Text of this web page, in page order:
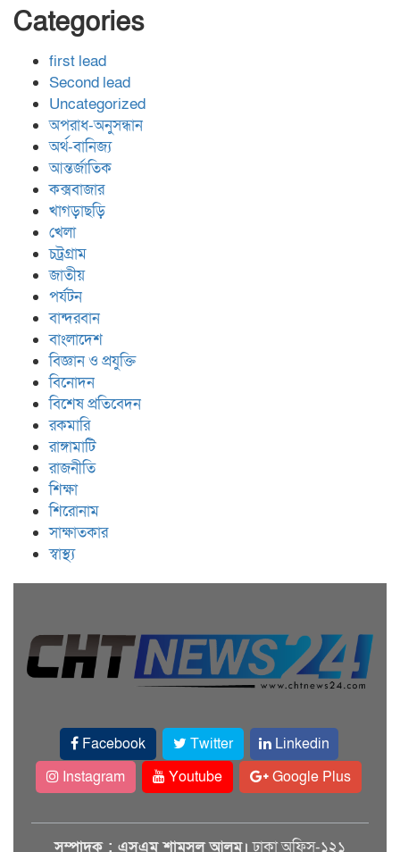
Categories
first lead
Second lead
Uncategorized
অপরাধ-অনুসন্ধান
অর্থ-বানিজ্য
আন্তর্জাতিক
কক্সবাজার
খাগড়াছড়ি
খেলা
চট্রগ্রাম
জাতীয়
পর্যটন
বান্দরবান
বাংলাদেশ
বিজ্ঞান ও প্রযুক্তি
বিনোদন
বিশেষ প্রতিবেদন
রকমারি
রাঙ্গামাটি
রাজনীতি
শিক্ষা
শিরোনাম
সাক্ষাতকার
স্বাস্থ্য
Facebook Twitter
Linkedin
Instagram
Youtube Google Plus
সম্পাদক : এসএম শামসুল আলম। ঢাকা অফিস-১২১